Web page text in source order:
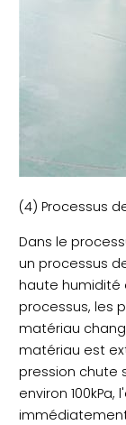
(4) Processus
Dans le
un processus
haute humidité
processus, les
matériau
matériau est
pression chute
environ